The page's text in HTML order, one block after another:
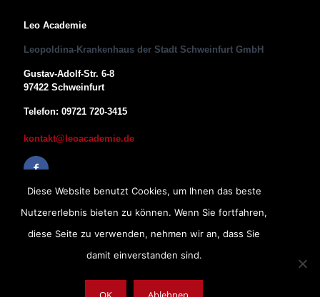
Leo Academie
Leopoldina-Krankenhaus der Stadt Schweinfurt GmbH
Gustav-Adolf-Str. 6-8
97422 Schweinfurt
Telefon: 09721 720-3415
kontakt@leoacademie.de
Diese Website benutzt Cookies, um Ihnen das beste
Nutzererlebnis bieten zu können. Wenn Sie fortfahren,
diese Seite zu verwenden, nehmen wir an, dass Sie
damit einverstanden sind.